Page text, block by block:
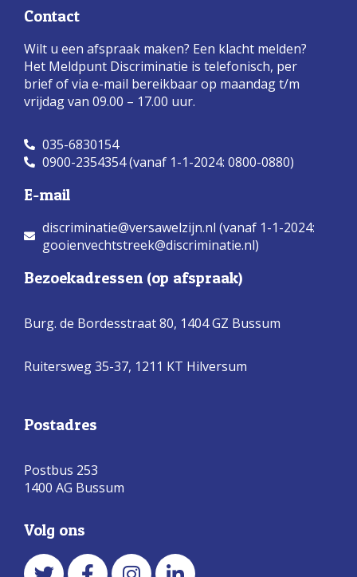
Contact
Wilt u een afspraak maken? Een klacht melden?
Het Meldpunt Discriminatie is telefonisch, per
brief of via e-mail bereikbaar op maandag t/m
vrijdag van 09.00 – 17.00 uur.
035-6830154
0900-2354354 (vanaf 1-1-2024: 0800-0880)
E-mail
discriminatie@versawelzijn.nl (vanaf 1-1-2024:
gooienvechtstreek@discriminatie.nl)
Bezoekadressen (op afspraak)
Burg. de Bordesstraat 80, 1404 GZ Bussum
Ruitersweg 35-37, 1211 KT Hilversum
Postadres
Postbus 253
1400 AG Bussum
Volg ons